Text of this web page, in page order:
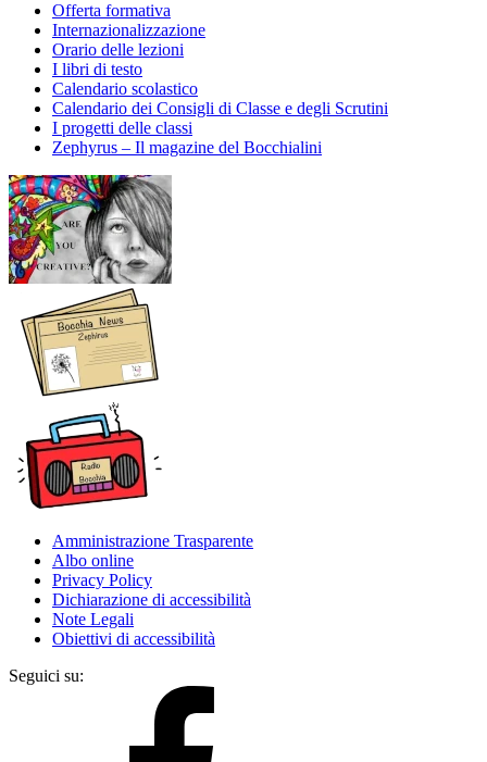
Offerta formativa
Internazionalizzazione
Orario delle lezioni
I libri di testo
Calendario scolastico
Calendario dei Consigli di Classe e degli Scrutini
I progetti delle classi
Zephyrus – Il magazine del Bocchialini
Amministrazione Trasparente
Albo online
Privacy Policy
Dichiarazione di accessibilità
Note Legali
Obiettivi di accessibilità
Seguici su: